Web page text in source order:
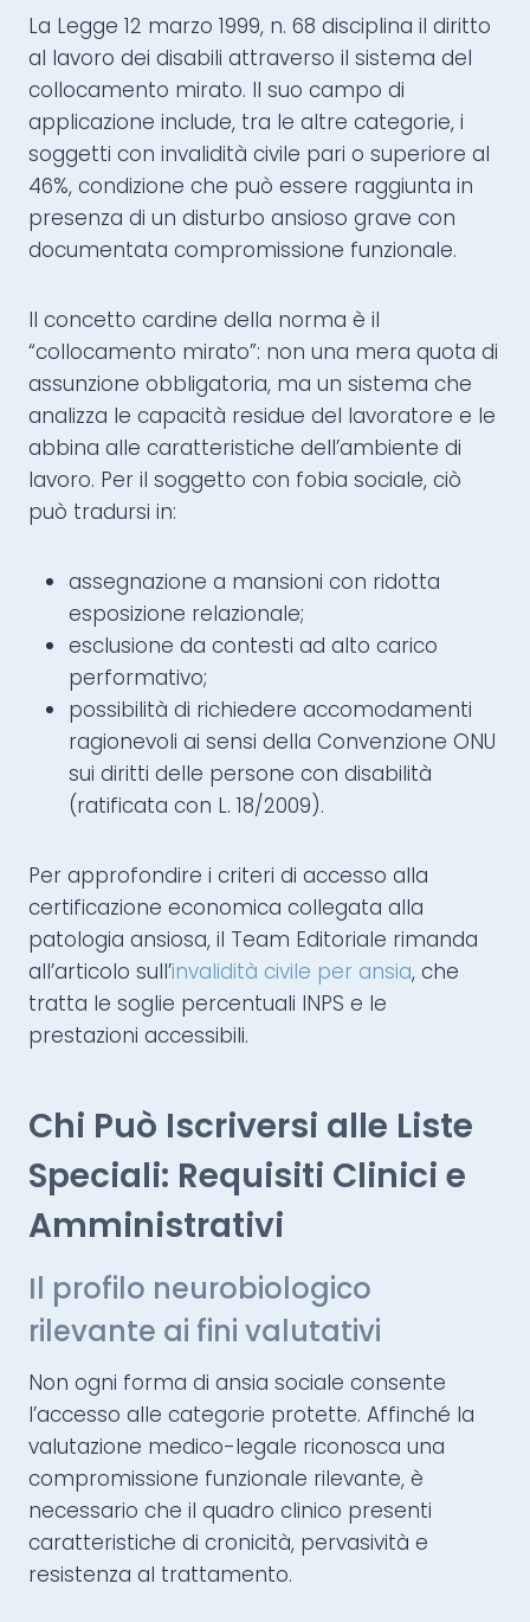
La Legge 12 marzo 1999, n. 68 disciplina il diritto
al lavoro dei disabili attraverso il sistema del
collocamento mirato. Il suo campo di
applicazione include, tra le altre categorie, i
soggetti con invalidità civile pari o superiore al
46%, condizione che può essere raggiunta in
presenza di un disturbo ansioso grave con
documentata compromissione funzionale.
Il concetto cardine della norma è il
“collocamento mirato”: non una mera quota di
assunzione obbligatoria, ma un sistema che
analizza le capacità residue del lavoratore e le
abbina alle caratteristiche dell’ambiente di
lavoro. Per il soggetto con fobia sociale, ciò
può tradursi in:
assegnazione a mansioni con ridotta
esposizione relazionale;
esclusione da contesti ad alto carico
performativo;
possibilità di richiedere accomodamenti
ragionevoli ai sensi della Convenzione ONU
sui diritti delle persone con disabilità
(ratificata con L. 18/2009).
Per approfondire i criteri di accesso alla
certificazione economica collegata alla
patologia ansiosa, il Team Editoriale rimanda
all’articolo sull’invalidità civile per ansia, che
tratta le soglie percentuali INPS e le
prestazioni accessibili.
Chi Può Iscriversi alle Liste
Speciali: Requisiti Clinici e
Amministrativi
Il profilo neurobiologico
rilevante ai fini valutativi
Non ogni forma di ansia sociale consente
l’accesso alle categorie protette. Affinché la
valutazione medico-legale riconosca una
compromissione funzionale rilevante, è
necessario che il quadro clinico presenti
caratteristiche di cronicità, pervasività e
resistenza al trattamento.